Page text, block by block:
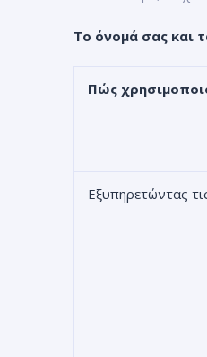
Το όνομά σας και
Πώς
Εξυπηρετώντας